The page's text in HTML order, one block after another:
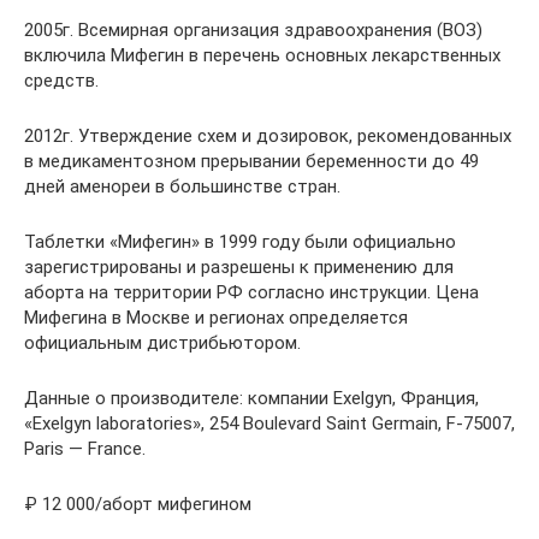
2005г. Всемирная организация здравоохранения (ВОЗ)
включила Мифегин в перечень основных лекарственных
средств.
2012г. Утверждение схем и дозировок, рекомендованных
в медикаментозном прерывании беременности до 49
дней аменореи в большинстве стран.
Таблетки «Мифегин» в 1999 году были официально
зарегистрированы и разрешены к применению для
аборта на территории РФ согласно инструкции. Цена
Мифегина в Москве и регионах определяется
официальным дистрибьютором.
Данные о производителе: компании Exelgyn, Франция,
«Exelgyn laboratories», 254 Boulevard Saint Germain, F-75007,
Paris — France.
₽ 12 000/аборт мифегином